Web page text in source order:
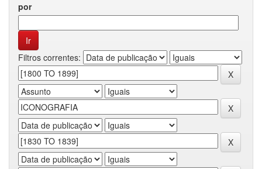
por
Filtros correntes: